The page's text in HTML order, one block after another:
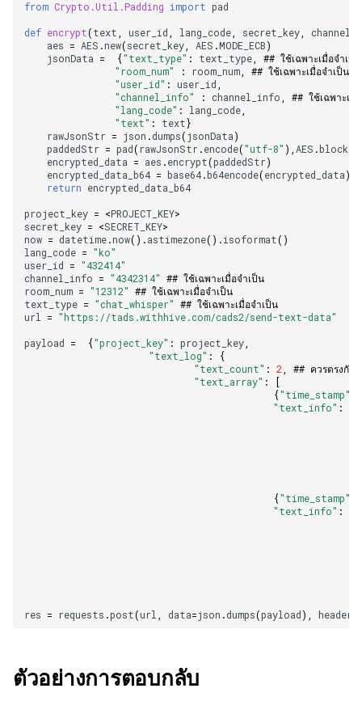
from Crypto.Util.Padding import pad
def encrypt(text user_id lang_code secret_key
aes = AES .new(secret_key AES .MODE_ECB)
jsonData = {"text_type" : text_type
## ใช้เฉพาะเมื่อจำเป็น
"room_num"
: room_num
## ใช้เฉพาะเมื่อจำเป็น
"user_id" : user_id
"channel_info"
: channel_info
## ใช้เฉพาะเมื่
"lang_code" : lang_code
"text" : text}
rawJsonStr = json .dumps(jsonData)
paddedStr = pad(rawJsonStr.encode("utf-8" ), AES .
encrypted_data = aes .encrypt(paddedStr)
encrypted_data_b64 = base64.b64encode(encrypted_data)
return encrypted_data_b64
project_key = <PROJECT_KEY>
secret_key = <SECRET_KEY>
now = datetime.now() .astimezone() .isoformat()
lang_code = "ko"
user_id = "432414"
channel_info = "4342314" ## ใช้เฉพาะเมื่อจำเป็น
room_num = "12312" ## ใช้เฉพาะเมื่อจำเป็น
text_type = "chat_whisper" ## ใช้เฉพาะเมื่อจำเป็น
url
= "https://tads.withhive.com/cads2/send-text-data"
payload = {"project_key" : project_key
"text_log" :
{
"text_count" : 2
## ควรตรงกั
"text_array" :
[
{"time_stamp"
"text_info" :
{"time_stamp"
"text_info" :
res = requests .post(url data=json .dumps(payload), headers
ตัวอย่างการตอบกลับ